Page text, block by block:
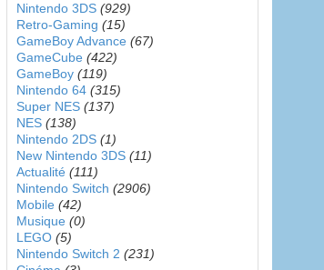
Nintendo 3DS (929)
Retro-Gaming (15)
GameBoy Advance (67)
GameCube (422)
GameBoy (119)
Nintendo 64 (315)
Super NES (137)
NES (138)
Nintendo 2DS (1)
New Nintendo 3DS (11)
Actualité (111)
Nintendo Switch (2906)
Mobile (42)
Musique (0)
LEGO (5)
Nintendo Switch 2 (231)